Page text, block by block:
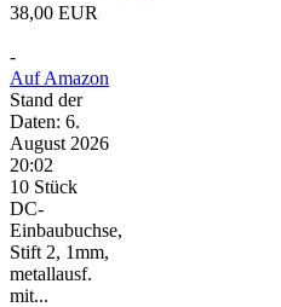
38,00 EUR
-
Auf Amazon
Stand der
Daten: 6.
August 2026
20:02
10 Stück
DC-
Einbaubuchse,
Stift 2, 1mm,
metallausf.
mit...